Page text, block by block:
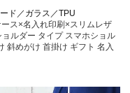
ド／ガラス／TPU
ス×名入れ印刷×スリムレザ
ルダー タイプ スマホショル
斜めがけ 首掛け ギフト 名入